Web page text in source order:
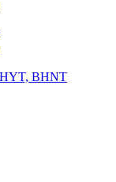
BHNT